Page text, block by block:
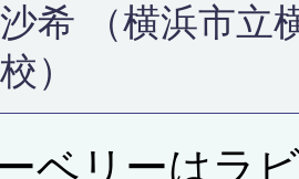
希 （横浜市立
）
ベリーはラ